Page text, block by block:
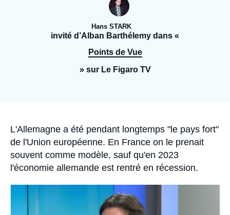
Se connecter
Proche-Orient
Hans STARK
invité d’Alban Barthélemy dans «
Points de Vue
» sur Le Figaro TV
Accroche
L'Allemagne a été pendant longtemps "le pays fort"
de l'Union européenne. En France on le prenait
souvent comme modèle, sauf qu'en 2023
l'économie allemande est rentré en récession.